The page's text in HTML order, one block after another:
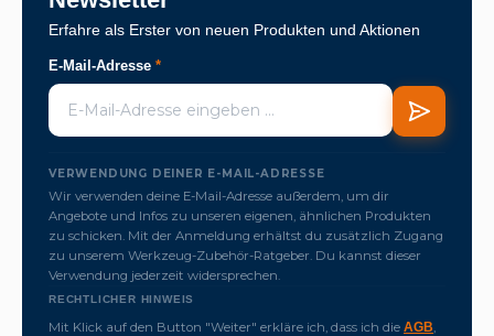
Erfahre als Erster von neuen Produkten und Aktionen
E-Mail-Adresse *
VERWENDUNG DEINER E-MAIL-ADRESSE
Wir verwenden deine E-Mail-Adresse außerdem, um dir
Angebote und Infos zu unseren eigenen, ähnlichen Produkten
zu schicken. Mit der Anmeldung erhältst du zusätzlich Zugang
zu unserem Werkzeug-Zubehör-Ratgeber. Du kannst dieser
Verwendung jederzeit widersprechen.
RECHTLICHER HINWEIS
Mit Klick auf den Button "Weiter" erkläre ich, dass ich die AGB,